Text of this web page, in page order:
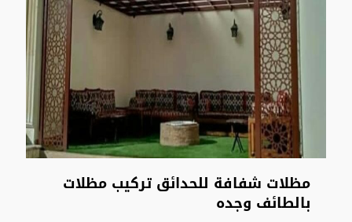
مظلات شفافة للحدائق تركيب مظلات
بالطائف وجده